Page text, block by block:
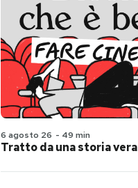
6 agosto 26 - 49 min
Tratto da una storia vera